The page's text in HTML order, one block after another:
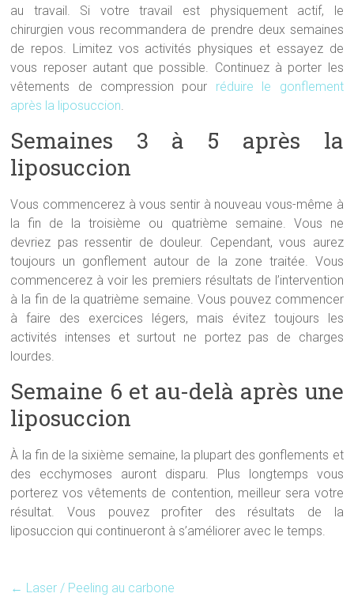
au travail. Si votre travail est physiquement actif, le
chirurgien vous recommandera de prendre deux semaines
de repos. Limitez vos activités physiques et essayez de
vous reposer autant que possible. Continuez à porter les
vêtements de compression pour réduire le gonflement
après la liposuccion
Semaines 3 à 5 après la
liposuccion
Vous commencerez à vous sentir à nouveau vous-même à
la fin de la troisième ou quatrième semaine. Vous ne
devriez pas ressentir de douleur. Cependant, vous aurez
toujours un gonflement autour de la zone traitée. Vous
commencerez à voir les premiers résultats de l’intervention
à la fin de la quatrième semaine. Vous pouvez commencer
à faire des exercices légers, mais évitez toujours les
activités intenses et surtout ne portez pas de charges
lourdes.
Semaine 6 et au-delà après une
liposuccion
À la fin de la sixième semaine, la plupart des gonflements et
des ecchymoses auront disparu. Plus longtemps vous
porterez vos vêtements de contention, meilleur sera votre
résultat. Vous pouvez profiter des résultats de la
liposuccion qui continueront à s’améliorer avec le temps.
← Laser / Peeling au carbone